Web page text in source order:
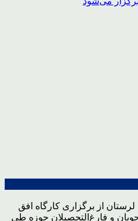
از برگزاری کارگاه افق
و فارغ‌التحصیلان حوزه طی